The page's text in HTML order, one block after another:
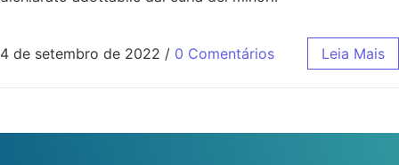
4 de setembro de 2022 / 0 Comentários Leia Mais